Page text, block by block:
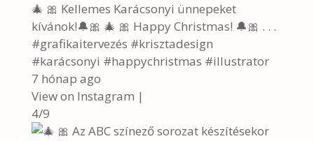
🎄 🎀 Kellemes Karácsonyi ünnepeket
kívánok!🔔🎀 🎄 🎀 Happy Christmas! 🔔🎀 . . .
#grafikaitervezés #krisztadesign
#karácsonyi #happychristmas #illustrator
7 hónap ago
View on Instagram |
4/9